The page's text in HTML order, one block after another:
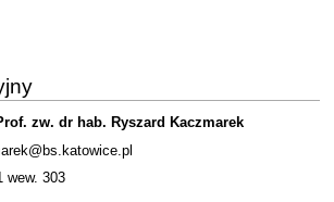
zw. dr hab. Ryszard Kaczmarek
wew. 303